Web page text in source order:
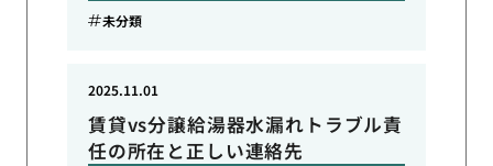
未分類
賃貸vs分譲給湯器水漏れトラブル責
任の所在と正しい連絡先
2025.11.01